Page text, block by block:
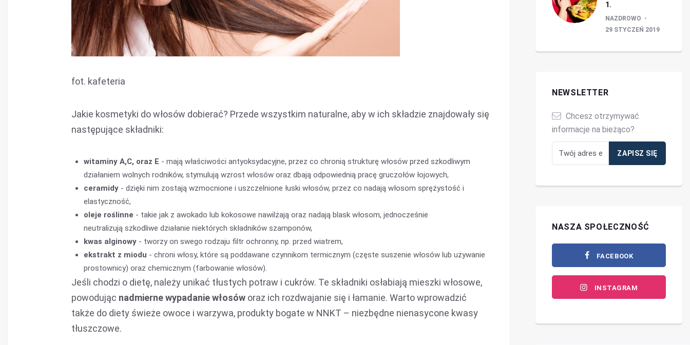
fot. kafeteria
Jakie kosmetyki do włosów dobierać? Przede wszystkim naturalne, aby w ich składzie znajdowały się
następujące składniki:
witaminy A,C, oraz E - mają właściwości antyoksydacyjne, przez co chronią strukturę włosów przed szkodliwym
działaniem wolnych rodników, stymulują wzrost włosów oraz dbają odpowiednią pracę gruczołów łojowych,
ceramidy - dzięki nim zostają wzmocnione i uszczelnione łuski włosów, przez co nadają włosom sprężystość i
elastyczność,
oleje roślinne - takie jak z awokado lub kokosowe nawilżają oraz nadają blask włosom, jednocześnie
neutralizują szkodliwe działanie niektórych składników szamponów,
kwas alginowy - tworzy on swego rodzaju filtr ochronny, np. przed wiatrem,
ekstrakt z miodu - chroni włosy, które są poddawane czynnikom termicznym (częste suszenie włosów lub używanie
prostownicy) oraz chemicznym (farbowanie włosów).
Jeśli chodzi o dietę, należy unikać tłustych potraw i cukrów. Te składniki osłabiają mieszki włosowe,
powodując nadmierne wypadanie włosów oraz ich rozdwajanie się i łamanie. Warto wprowadzić
także do diety świeże owoce i warzywa, produkty bogate w NNKT – niezbędne nienasycone kwasy
tłuszczowe.
1.
NAZDROWO
29 STYCZEŃ 2019
NEWSLETTER
Chcesz otrzymywać
informacje na bieżąco?
NASZA SPOŁECZNOŚĆ
FACEBOOK
INSTAGRAM